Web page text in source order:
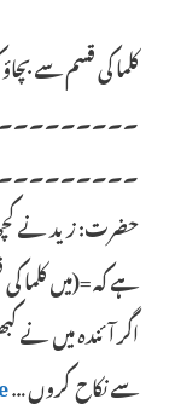
کلما کی قسم سے
حضرت: زید نے
ہے کہ =(میں کلما
اگر آئندہ میں نے
سے نکاح کروں …